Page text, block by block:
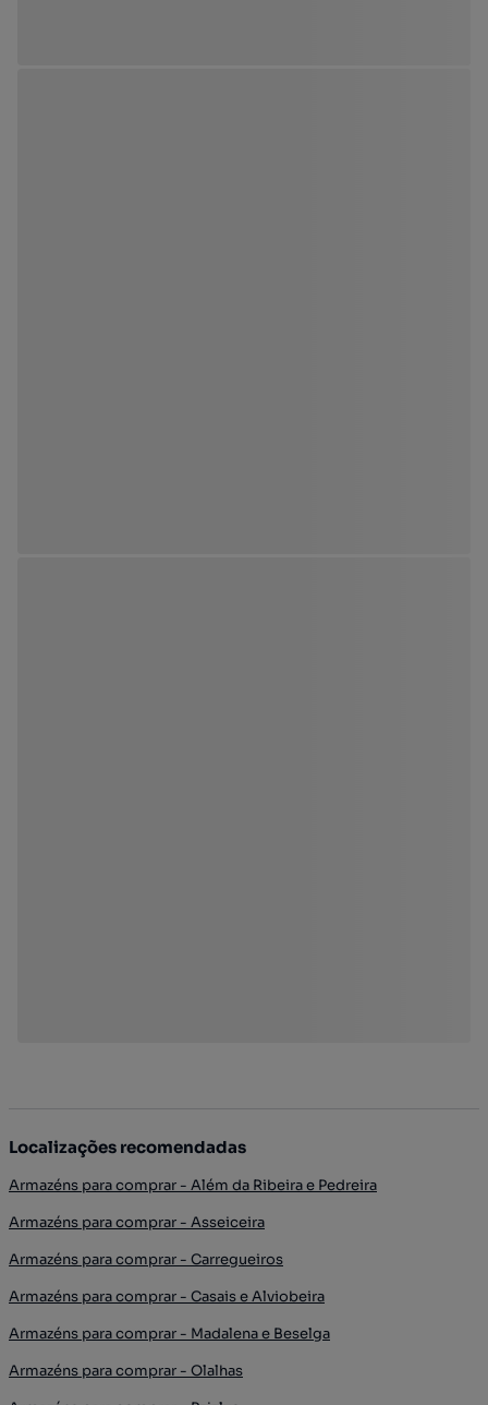
Localizações recomendadas
Armazéns para comprar - Além da Ribeira e Pedreira
Armazéns para comprar - Asseiceira
Armazéns para comprar - Carregueiros
Armazéns para comprar - Casais e Alviobeira
Armazéns para comprar - Madalena e Beselga
Armazéns para comprar - Olalhas